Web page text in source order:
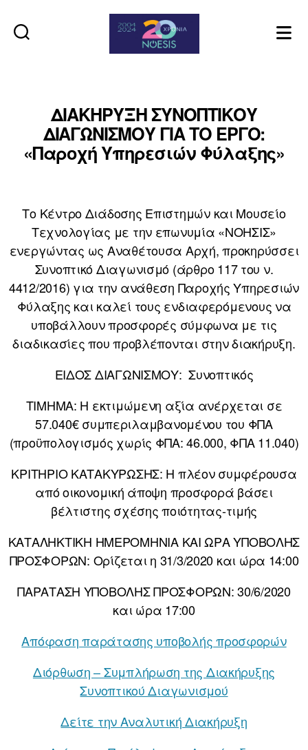
ΔΙΑΚΗΡΥΞΗ ΣΥΝΟΠΤΙΚΟΥ
ΔΙΑΓΩΝΙΣΜΟΥ ΓΙΑ ΤΟ ΕΡΓΟ:
«Παροχή Υπηρεσιών Φύλαξης»
Το Κέντρο Διάδοσης Επιστημών και Μουσείο
Τεχνολογίας με την επωνυμία «ΝΟΗΣΙΣ»
ενεργώντας ως Αναθέτουσα Αρχή, προκηρύσσει
Συνοπτικό Διαγωνισμό (άρθρο 117 του ν.
4412/2016) για την ανάθεση Παροχής Υπηρεσιών
Φύλαξης και καλεί τους ενδιαφερόμενους να
υποβάλλουν προσφορές σύμφωνα με τις
διαδικασίες που προβλέπονται στην διακήρυξη.
ΕΙΔΟΣ ΔΙΑΓΩΝΙΣΜΟΥ: Συνοπτικός
ΤΙΜΗΜΑ: Η εκτιμώμενη αξία ανέρχεται σε
57.040€ συμπεριλαμβανομένου του ΦΠΑ
(προϋπολογισμός χωρίς ΦΠΑ: 46.000, ΦΠΑ 11.040)
ΚΡΙΤΗΡΙΟ ΚΑΤΑΚΥΡΩΣΗΣ: Η πλέον συμφέρουσα
από οικονομική άποψη προσφορά βάσει
βέλτιστης σχέσης ποιότητας-τιμής
ΚΑΤΑΛΗΚΤΙΚΗ ΗΜΕΡΟΜΗΝΙΑ ΚΑΙ ΩΡΑ ΥΠΟΒΟΛΗΣ
ΠΡΟΣΦΟΡΩΝ: Ορίζεται η 31/3/2020 και ώρα 14:00
ΠΑΡΑΤΑΣΗ ΥΠΟΒΟΛΗΣ ΠΡΟΣΦΟΡΩΝ: 30/6/2020
και ώρα 17:00
Απόφαση παράτασης υποβολής προσφορών
Διόρθωση – Συμπλήρωση της Διακήρυξης
Συνοπτικού Διαγωνισμού
Δείτε την Αναλυτική Διακήρυξη